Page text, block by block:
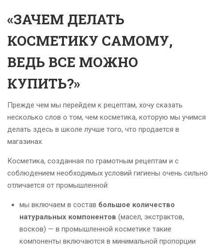
«ЗАЧЕМ ДЕЛАТЬ
КОСМЕТИКУ САМОМУ,
ВЕДЬ ВСЕ МОЖНО
КУПИТЬ?»
Прежде чем мы перейдем к рецептам, хочу сказать
несколько слов о том, чем косметика, которую мы учимся
делать здесь в школе лучше того, что продается в
магазинах.
Косметика, созданная по грамотным рецептам и с
соблюдением необходимых условий гигиены очень сильно
отличается от промышленной:
мы включаем в состав большое количество
натуральных компонентов (масел, экстрактов,
восков) — в промышленной косметике такие
компоненты включаются в минимальной пропорции